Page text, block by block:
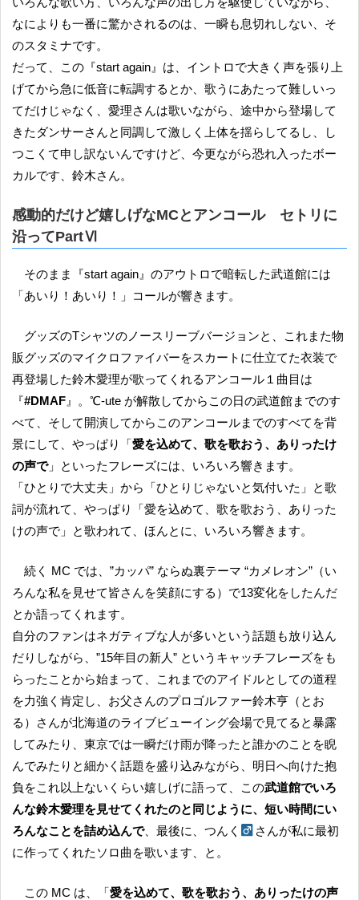
なによりも一番に驚かされるのは、一瞬も息切れしない、そ
のスタミナです。
だって、この『start again』は、イントロで大きく声を張り上
げてから急に低音に転調するとか、歌うにあたって難しいっ
てだけじゃなく、愛理さんは歌いながら、途中から登場して
きたダンサーさんと同調して激しく上体を揺らしてるし、し
つこくて申し訳ないんですけど、今更ながら恐れ入ったボー
カルです、鈴木さん。
感動的だけど嬉しげなMCとアンコール セトリに
沿ってPartⅥ
そのまま『start again』のアウトロで暗転した武道館には
「あいり！あいり！」コールが響きます。
グッズのTシャツのノースリーブバージョンと、これまた物
販グッズのマイクロファイバーをスカートに仕立てた衣装で
再登場した鈴木愛理が歌ってくれるアンコール１曲目は
『#DMAF 』。℃-ute が解散してからこの日の武道館までのす
べて、そして開演してからこのアンコールまでのすべてを背
景にして、やっぱり「愛を込めて、歌を歌おう、ありったけ
の声で」といったフレーズには、いろいろ響きます。
「ひとりで大丈夫」から「ひとりじゃないと気付いた」と歌
詞が流れて、やっぱり「愛を込めて、歌を歌おう、ありった
けの声で」と歌われて、ほんとに、いろいろ響きます。
続く MC では、”カッパ” ならぬ裏テーマ “カメレオン”（い
ろんな私を見せて皆さんを笑顔にする）で13変化をしたんだ
とか語ってくれます。
自分のファンはネガティブな人が多いという話題も放り込ん
だりしながら、”15年目の新人” というキャッチフレーズをも
らったことから始まって、これまでのアイドルとしての道程
を力強く肯定し、お父さんのプロゴルファー鈴木亨（とお
る）さんが北海道のライブビューイング会場で見てると暴露
してみたり、東京では一瞬だけ雨が降ったと誰かのことを睨
んでみたりと細かく話題を盛り込みながら、明日へ向けた抱
負をこれ以上ないくらい嬉しげに語って、この武道館でいろ
んな鈴木愛理を見せてくれたのと同じように、短い時間にい
ろんなことを詰め込んで、最後に、つんく
さんが私に最初
に作ってくれたソロ曲を歌います、と。
この MC は、「愛を込めて、歌を歌おう、ありったけの声